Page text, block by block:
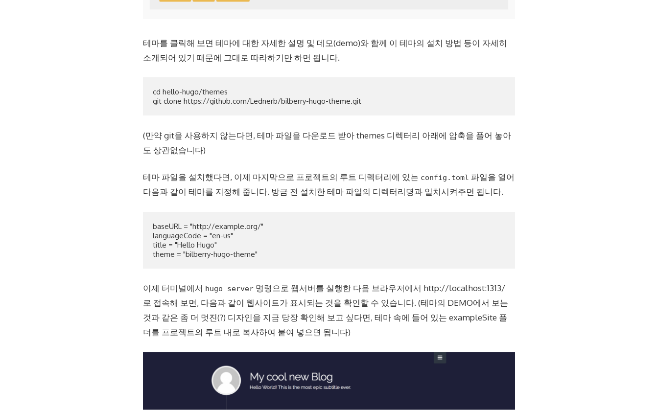
테마를 클릭해 보면 테마에 대한 자세한 설명 및 데모(demo)와 함께 이 테마의 설치 방법 등이 자세히
소개되어 있기 때문에 그대로 따라하기만 하면 됩니다.
cd hello-hugo/themes
(만약 git을 사용하지 않는다면, 테마 파일을 다운로드 받아 themes 디렉터리 아래에 압축을 풀어 놓아
도 상관없습니다)
테마 파일을 설치했다면, 이제 마지막으로 프로젝트의 루트 디렉터리에 있는 config.toml 파일을 열어
다음과 같이 테마를 지정해 줍니다. 방금 전 설치한 테마 파일의 디렉터리명과 일치시켜주면 됩니다.
baseURL = "http://example.org/"
languageCode = "en-us"
title = "Hello Hugo"
이제 터미널에서 hugo server 명령으로 웹서버를 실행한 다음 브라우저에서 http://localhost:1313/
로 접속해 보면, 다음과 같이 웹사이트가 표시되는 것을 확인할 수 있습니다. (테마의 DEMO에서 보는
것과 같은 좀 더 멋진(?) 디자인을 지금 당장 확인해 보고 싶다면, 테마 속에 들어 있는 exampleSite 폴
더를 프로젝트의 루트 내로 복사하여 붙여 넣으면 됩니다)